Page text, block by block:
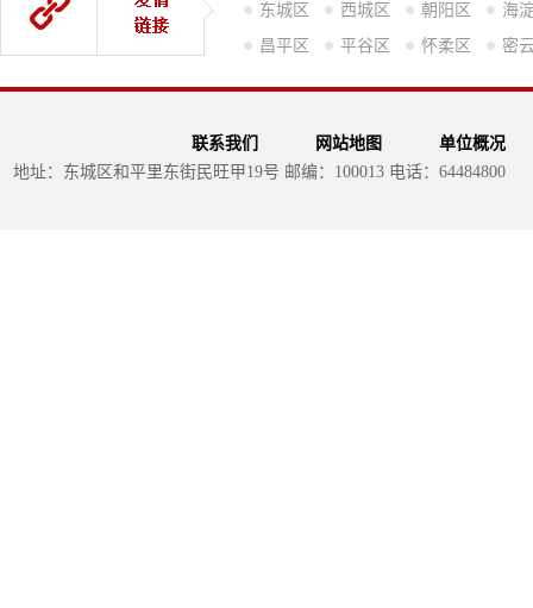
东城区 西城区 朝阳区
海
昌平区
平谷区 怀柔区 密
联系我们 网站地图
单位概况
地址：东城区和平里东街民旺甲19号 邮编：100013 电话：64484800